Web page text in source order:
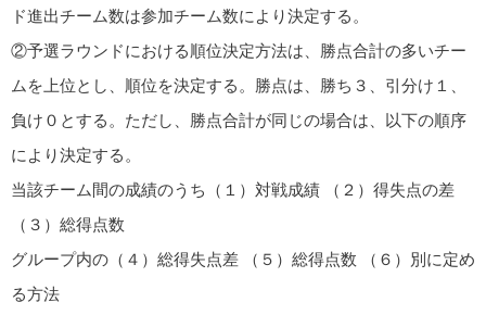
ド進出チーム数は参加チーム数により決定する。
②予選ラウンドにおける順位決定方法は、勝点合計の多いチー
ムを上位とし、順位を決定する。勝点は、勝ち３、引分け１、
負け０とする。ただし、勝点合計が同じの場合は、以下の順序
により決定する。
当該チーム間の成績のうち（１）対戦成績 （２）得失点の差
（３）総得点数
グループ内の（４）総得失点差 （５）総得点数 （６）別に定め
る方法